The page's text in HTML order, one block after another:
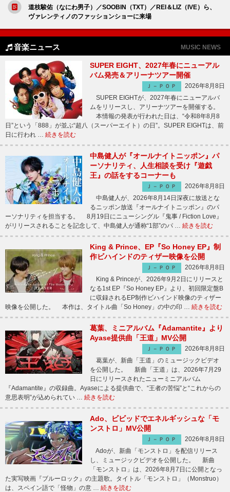
道枝駿佑（なにわ男子）／SOOBIN（TXT）／REI＆LIZ（IVE）ら、
ヴァレンティノのファッションショーに来場
音楽ニュース MUSIC NEWS
SUPER EIGHT、2027年春にニューアル
バム発売＆アリーナツアー開催
Ｊ－ＰＯＰ
2026年8月8日
SUPER EIGHTが、2027年春にニューアルバ
ムをリリースし、アリーナツアーを開催する。
本情報の発表が行われた日は、“令和8年8月8
日”という「888」が並ぶ“超八（スーパーエイト）の日”。SUPER EIGHTは、前
日に行われ … 続きを読む
中島健人が『オールナイトニッポン』パ
ーソナリティ、人生相談を受け『遊戯
王』の話をするコーナーも
Ｊ－ＰＯＰ
2026年8月8日
中島健人が、2026年8月14日深夜に放送とな
るニッポン放送『オールナイトニッポン』のパ
ーソナリティを担当する。 8月19日にニューシングル『鬼事 / Fiction Love』
がリリースされることを記念して、中島健人が通称“1部”のパ … 続きを読む
King & Prince、EP『So Honey EP』制
作ビハインドのティザー映像を公開
Ｊ－ＰＯＰ
2026年8月8日
King & Princeが、2026年9月2日にリリースと
なる1st EP『So Honey EP』より、初回限定盤B
に収録されるEP制作ビハインド映像のティザー
映像を公開した。 本作は、タイトル曲「So Honey」の中の印 … 続きを読む
葛葉、ミニアルバム『Adamantite』より
Ayase提供曲「王道」MV公開
Ｊ－ＰＯＰ
2026年8月8日
葛葉が、新曲「王道」のミュージックビデオ
を公開した。 新曲「王道」は、2026年7月29
日にリリースされたニューミニアルバム
『Adamantite』の収録曲。Ayaseによる提供曲で、“王者の苦悩”と“これからの
意思表明”が込められてい … 続きを読む
Ado、ビビッドでエネルギッシュな「モ
ンストロ」MV公開
Ｊ－ＰＯＰ
2026年8月8日
Adoが、新曲「モンストロ」を配信リリース
し、ミュージックビデオを公開した。 新曲
「モンストロ」は、2026年8月7日に公開となっ
た実写映画『ブルーロック』の主題歌。タイトル「モンストロ」（Monstruo）
は、スペイン語で「怪物」の意 … 続きを読む